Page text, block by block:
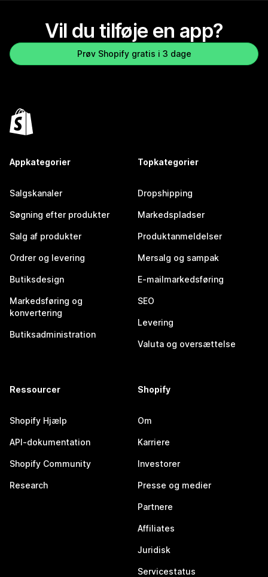
Vil du tilføje en app?
Prøv Shopify gratis i 3 dage
Appkategorier
Salgskanaler
Søgning efter produkter
Salg af produkter
Ordrer og levering
Butiksdesign
Markedsføring og
konvertering
Butiksadministration
Topkategorier
Dropshipping
Markedspladser
Produktanmeldelser
Mersalg og sampak
E-mailmarkedsføring
SEO
Levering
Valuta og oversættelse
Ressourcer
Shopify Hjælp
API-dokumentation
Shopify Community
Research
Shopify
Om
Karriere
Investorer
Presse og medier
Partnere
Affiliates
Juridisk
Servicestatus